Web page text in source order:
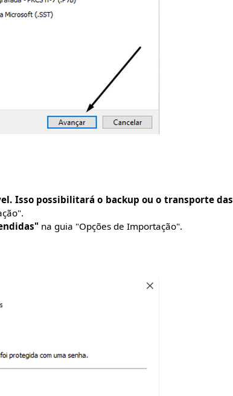
Isso possibilitará o backup ou o transporte das
na guia "Opções de Importação".